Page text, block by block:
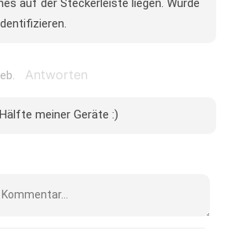
Antworten
meiner Geräte :)